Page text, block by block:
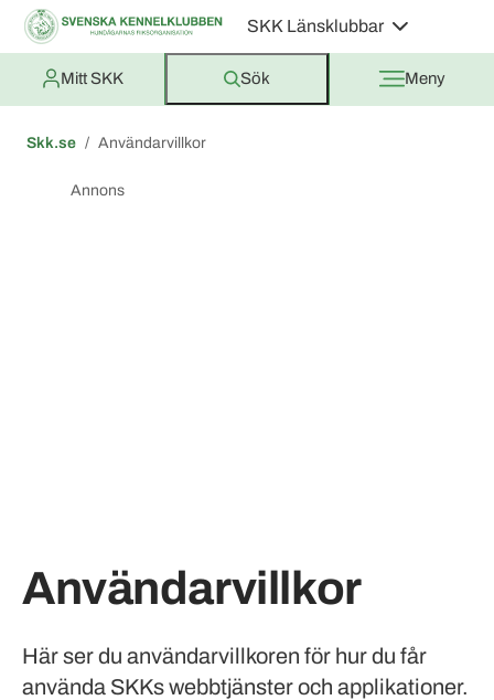
SKK Länsklubbar
Mitt SKK Sök Meny
Skk.se Användarvillkor
Annons
Användarvillkor
Här ser du användarvillkoren för hur du får
använda SKKs webbtjänster och applikationer.